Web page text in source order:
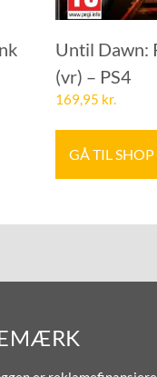
Until Dawn:
(vr) – PS4
169,95 kr.
GÅ TIL SHOP